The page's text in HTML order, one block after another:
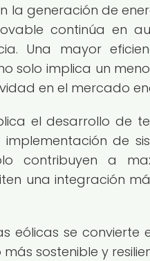
la generación de
continúa en
Una mayor
solo implica un
en el mercado
el desarrollo de
de
contribuyen a
una integración
eólicas se convierte
sostenible y